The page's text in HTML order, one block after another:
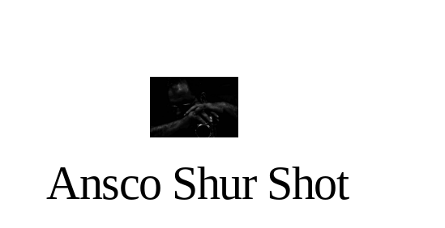
Ansco Shur Shot